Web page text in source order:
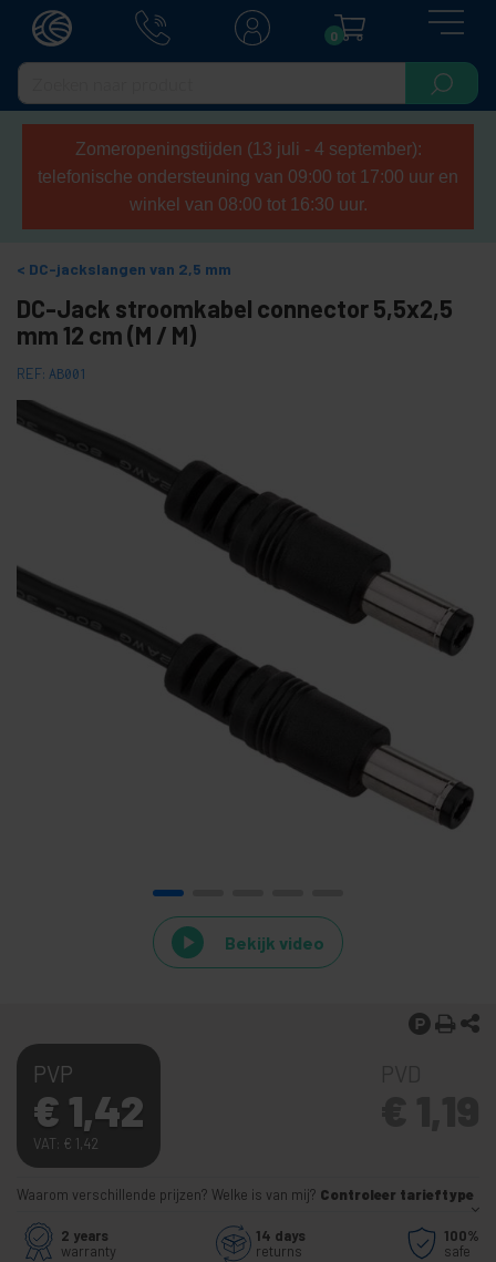
0
Zomeropeningstijden (13 juli - 4 september):
telefonische ondersteuning van 09:00 tot 17:00 uur en
winkel van 08:00 tot 16:30 uur.
DC-jackslangen van 2,5 mm
DC-Jack stroomkabel connector 5,5x2,5
mm 12 cm (M / M)
REF: AB001
Bekijk video
PVP
€ 1,42
VAT: € 1,42
Waarom verschillende prijzen? Welke is van mij? Controleer tarieftype
2 years
warranty
14 days
returns
100%
safe